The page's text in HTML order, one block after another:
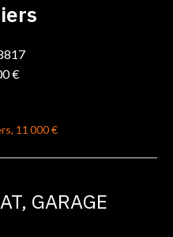
€
11 000 €
GARAGE